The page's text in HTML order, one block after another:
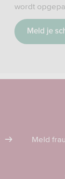
wordt
Meld je
Meld